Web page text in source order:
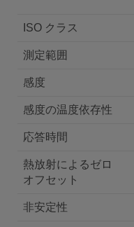
ISO クラス
測定範囲
感度
感度の温度依存性
応答時間
熱放射によるゼロ
オフセット
非安定性